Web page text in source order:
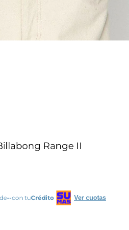
Range II
--con tuCrédito Ver cuotas